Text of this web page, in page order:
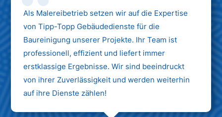
Als Malereibetrieb setzen wir auf die Expertise
von Tipp-Topp Gebäudedienste für die
Baureinigung unserer Projekte. Ihr Team ist
professionell, effizient und liefert immer
erstklassige Ergebnisse. Wir sind beeindruckt
von ihrer Zuverlässigkeit und werden weiterhin
auf ihre Dienste zählen!